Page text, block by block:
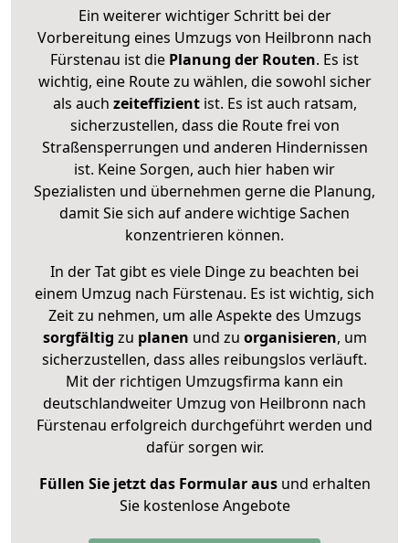
Ein weiterer wichtiger Schritt bei der
Vorbereitung eines Umzugs von Heilbronn nach
Fürstenau ist die Planung der Routen. Es ist
wichtig, eine Route zu wählen, die sowohl sicher
als auch zeiteffizientist. Es ist auch ratsam,
sicherzustellen, dass die Route frei von
Straßensperrungen und anderen Hindernissen
ist. Keine Sorgen, auch hier haben wir
Spezialisten und übernehmen gerne die Planung,
damit Sie sich auf andere wichtige Sachen
konzentrieren können.
In der Tat gibt es viele Dinge zu beachten bei
einem Umzug nach Fürstenau. Es ist wichtig, sich
Zeit zu nehmen, um alle Aspekte des Umzugs
sorgfältig zu planen und zu organisieren, um
sicherzustellen, dass alles reibungslos verläuft.
Mit der richtigen Umzugsfirma kann ein
deutschlandweiter Umzug von Heilbronn nach
Fürstenau erfolgreich durchgeführt werden und
dafür sorgen wir.
Füllen Sie jetzt das Formular ausund erhalten
Sie kostenlose Angebote